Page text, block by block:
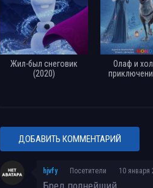
Обои для рабочего стола -
Снеговик / The Snowman (2017) HDRip-
Снеговик / The Snowman (2017) HDRip
Снеговик / The Snowman (2017) BDRip
Снеговик / Jack Frost (1997) BDRip 720p
Снеговик / Jack Frost (1997) BDRemux
Жил-был снеговик
(2020)
Олаф и
ДОБАВИТЬ КОММЕНТАРИЙ
hjvfy Посетители 10 января
Бред полнейший